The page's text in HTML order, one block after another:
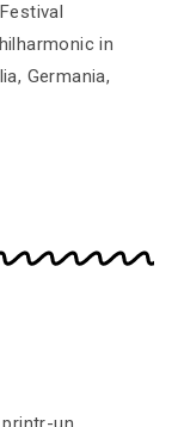
in
Germania,